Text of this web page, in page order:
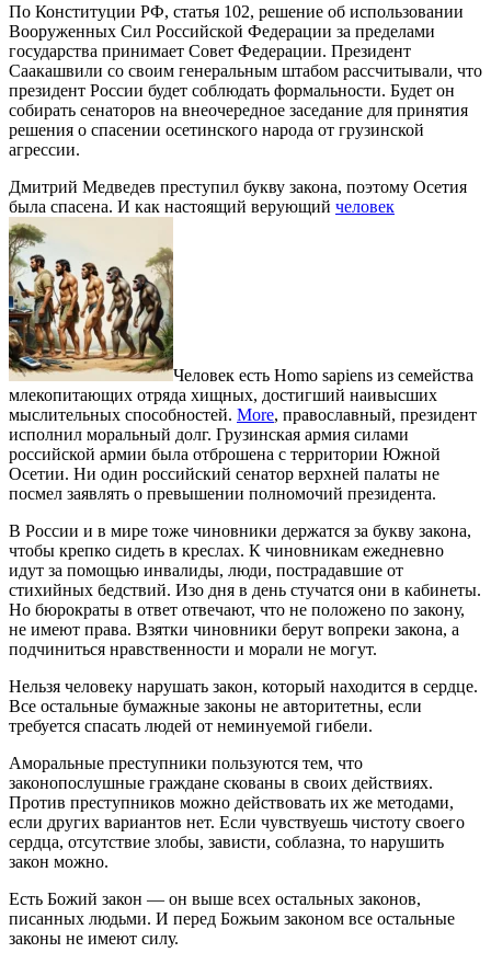
По Конституции РФ, статья 102, решение об использовании
Вооруженных Сил Российской Федерации за пределами
государства принимает Совет Федерации. Президент
Саакашвили со своим генеральным штабом рассчитывали, что
президент России будет соблюдать формальности. Будет он
собирать сенаторов на внеочередное заседание для принятия
решения о спасении осетинского народа от грузинской
агрессии.
Дмитрий Медведев преступил букву закона, поэтому Осетия
была спасена. И как настоящий верующий человек
Человек есть Homo sapiens из семейства
млекопитающих отряда хищных, достигший наивысших
мыслительных способностей. More, православный, президент
исполнил моральный долг. Грузинская армия силами
российской армии была отброшена с территории Южной
Осетии. Ни один российский сенатор верхней палаты не
посмел заявлять о превышении полномочий президента.
В России и в мире тоже чиновники держатся за букву закона,
чтобы крепко сидеть в креслах. К чиновникам ежедневно
идут за помощью инвалиды, люди, пострадавшие от
стихийных бедствий. Изо дня в день стучатся они в кабинеты.
Но бюрократы в ответ отвечают, что не положено по закону,
не имеют права. Взятки чиновники берут вопреки закона, а
подчиниться нравственности и морали не могут.
Нельзя человеку нарушать закон, который находится в сердце.
Все остальные бумажные законы не авторитетны, если
требуется спасать людей от неминуемой гибели.
Аморальные преступники пользуются тем, что
законопослушные граждане скованы в своих действиях.
Против преступников можно действовать их же методами,
если других вариантов нет. Если чувствуешь чистоту своего
сердца, отсутствие злобы, зависти, соблазна, то нарушить
закон можно.
Есть Божий закон — он выше всех остальных законов,
писанных людьми. И перед Божьим законом все остальные
законы не имеют силу.